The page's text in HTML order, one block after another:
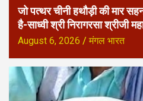
जो पत्थर चीनी हथौड़ी की मार
है-साध्वी श्री निरागरसा श्रीजी
August 6, 2026 मंगल भारत